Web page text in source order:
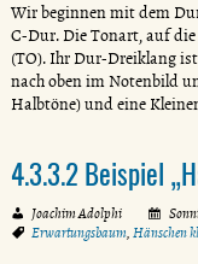
Wir beginnen mit dem
C-Dur. Die Tonart, auf
(TO). Ihr Dur-Dreiklang
nach oben im Notenbild
Halbtöne) und eine
4.3.3.2 Beispiel
Joachim Adolphi
Erwartungsbaum,Hänschen